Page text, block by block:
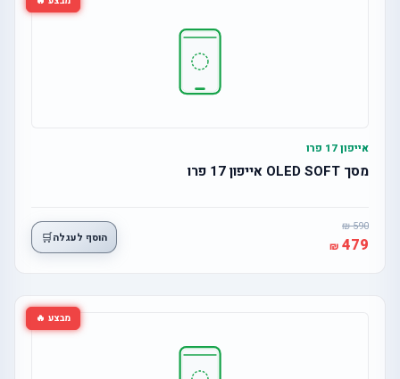
אייפון 17 פרו
מסך OLED SOFT אייפון 17 פרו
590
479 הוסף לעגלה🛒
מבצע 🔥